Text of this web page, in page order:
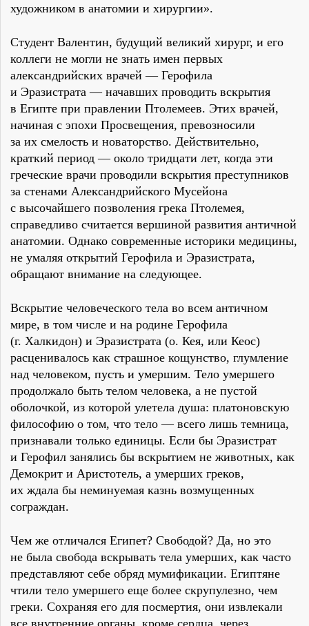
художником в анатомии и хирургии».
Студент Валентин, будущий великий хирург, и его
коллеги не могли не знать имен первых
александрийских врачей — Герофила
и Эразистрата — начавших проводить вскрытия
в Египте при правлении Птолемеев. Этих врачей,
начиная с эпохи Просвещения, превозносили
за их смелость и новаторство. Действительно,
краткий период — около тридцати лет, когда эти
греческие врачи проводили вскрытия преступников
за стенами Александрийского Мусейона
с высочайшего позволения грека Птолемея,
справедливо считается вершиной развития античной
анатомии. Однако современные историки медицины,
не умаляя открытий Герофила и Эразистрата,
обращают внимание на следующее.
Вскрытие человеческого тела во всем античном
мире, в том числе и на родине Герофила
(г. Халкидон) и Эразистрата (о. Кея, или Кеос)
расценивалось как страшное кощунство, глумление
над человеком, пусть и умершим. Тело умершего
продолжало быть телом человека, а не пустой
оболочкой, из которой улетела душа: платоновскую
философию о том, что тело — всего лишь темница,
признавали только единицы. Если бы Эразистрат
и Герофил занялись бы вскрытием не животных, как
Демокрит и Аристотель, а умерших греков,
их ждала бы неминуемая казнь возмущенных
сограждан.
Чем же отличался Египет? Свободой? Да, но это
не была свобода вскрывать тела умерших, как часто
представляют себе обряд мумификации. Египтяне
чтили тело умершего еще более скрупулезно, чем
греки. Сохраняя его для посмертия, они извлекали